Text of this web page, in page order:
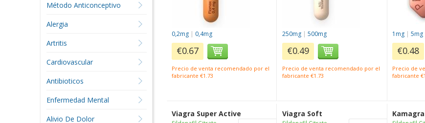
0,2mg | 0,4mg
€0.67
Precio de venta recomendado por el
fabricante €1.73
250mg| 500mg
€0.49
Precio de venta recomendado por el
fabricante €1.73
1mg | 5mg
€0.48
Precio de
fabricante
Viagra Super Active Viagra Soft Kamagra
Método Anticonceptivo
Alergia
Artritis
Cardiovascular
Antibioticos
Enfermedad Mental
Alivio De Dolor